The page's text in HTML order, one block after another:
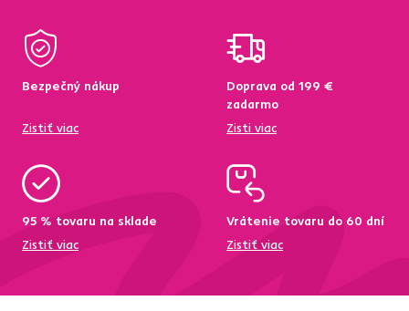
Bezpečný nákup
Zistiť viac
Doprava od 199 €
zadarmo
Zisti viac
95 % tovaru na sklade
Zistiť viac
Vrátenie tovaru do 60 dní
Zistiť viac